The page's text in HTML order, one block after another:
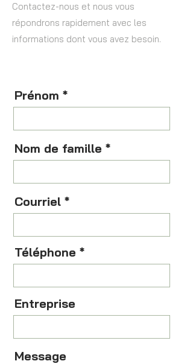
Contactez-nous et nous vous
répondrons rapidement avec les
informations dont vous avez besoin.
Prénom
Nom de famille
Courriel
Téléphone
Entreprise
Message